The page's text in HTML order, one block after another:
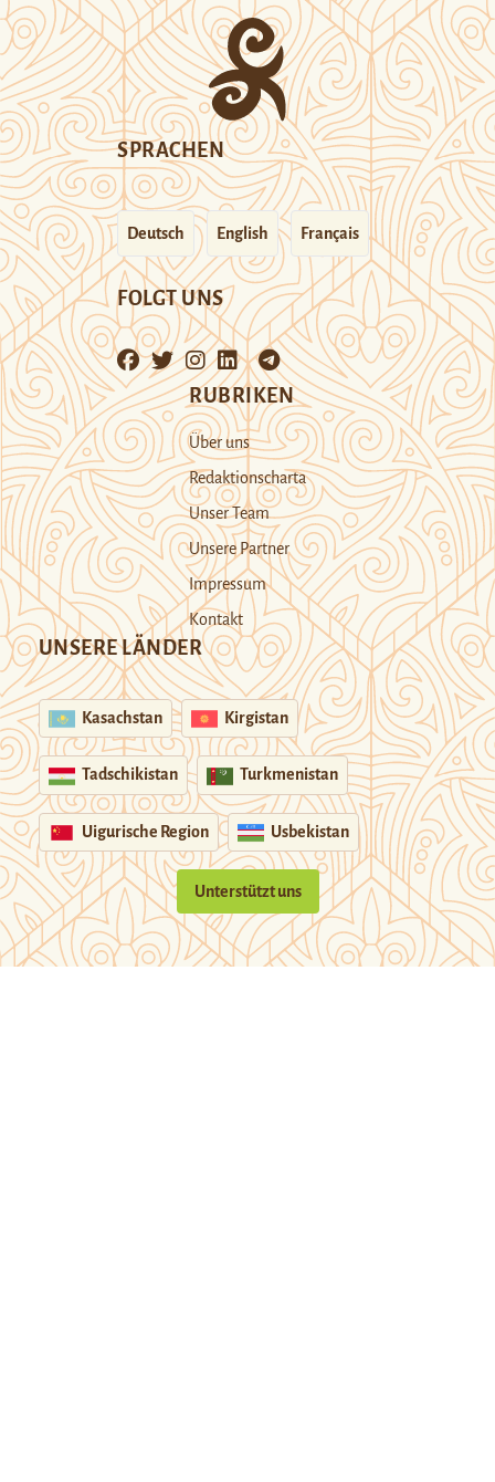
SPRACHEN
Deutsch English Français
FOLGT UNS
RUBRIKEN
Über uns
Redaktionscharta
Unser Team
Unsere Partner
Impressum
Kontakt
UNSERE LÄNDER
Kasachstan Kirgistan
Tadschikistan Turkmenistan
Uigurische Region Usbekistan
Unterstützt uns